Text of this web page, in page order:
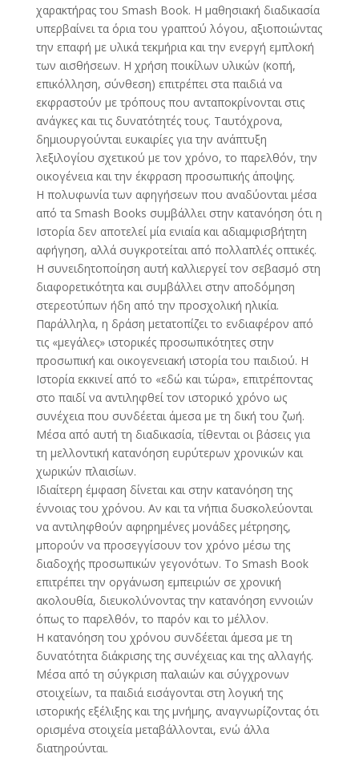
χαρακτήρας του Smash Book. Η μαθησιακή διαδικασία
υπερβαίνει τα όρια του γραπτού λόγου, αξιοποιώντας
την επαφή με υλικά τεκμήρια και την ενεργή εμπλοκή
των αισθήσεων. Η χρήση ποικίλων υλικών (κοπή,
επικόλληση, σύνθεση) επιτρέπει στα παιδιά να
εκφραστούν με τρόπους που ανταποκρίνονται στις
ανάγκες και τις δυνατότητές τους. Ταυτόχρονα,
δημιουργούνται ευκαιρίες για την ανάπτυξη
λεξιλογίου σχετικού με τον χρόνο, το παρελθόν, την
οικογένεια και την έκφραση προσωπικής άποψης.
Η πολυφωνία των αφηγήσεων που αναδύονται μέσα
από τα Smash Books συμβάλλει στην κατανόηση ότι η
Ιστορία δεν αποτελεί μία ενιαία και αδιαμφισβήτητη
αφήγηση, αλλά συγκροτείται από πολλαπλές οπτικές.
Η συνειδητοποίηση αυτή καλλιεργεί τον σεβασμό στη
διαφορετικότητα και συμβάλλει στην αποδόμηση
στερεοτύπων ήδη από την προσχολική ηλικία.
Παράλληλα, η δράση μετατοπίζει το ενδιαφέρον από
τις «μεγάλες» ιστορικές προσωπικότητες στην
προσωπική και οικογενειακή ιστορία του παιδιού. Η
Ιστορία εκκινεί από το «εδώ και τώρα», επιτρέποντας
στο παιδί να αντιληφθεί τον ιστορικό χρόνο ως
συνέχεια που συνδέεται άμεσα με τη δική του ζωή.
Μέσα από αυτή τη διαδικασία, τίθενται οι βάσεις για
τη μελλοντική κατανόηση ευρύτερων χρονικών και
χωρικών πλαισίων.
Ιδιαίτερη έμφαση δίνεται και στην κατανόηση της
έννοιας του χρόνου. Αν και τα νήπια δυσκολεύονται
να αντιληφθούν αφηρημένες μονάδες μέτρησης,
μπορούν να προσεγγίσουν τον χρόνο μέσω της
διαδοχής προσωπικών γεγονότων. Το Smash Book
επιτρέπει την οργάνωση εμπειριών σε χρονική
ακολουθία, διευκολύνοντας την κατανόηση εννοιών
όπως το παρελθόν, το παρόν και το μέλλον.
Η κατανόηση του χρόνου συνδέεται άμεσα με τη
δυνατότητα διάκρισης της συνέχειας και της αλλαγής.
Μέσα από τη σύγκριση παλαιών και σύγχρονων
στοιχείων, τα παιδιά εισάγονται στη λογική της
ιστορικής εξέλιξης και της μνήμης, αναγνωρίζοντας ότι
ορισμένα στοιχεία μεταβάλλονται, ενώ άλλα
διατηρούνται.